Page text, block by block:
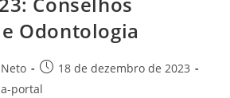
Odontologia
18 de dezembro de 2023
portal